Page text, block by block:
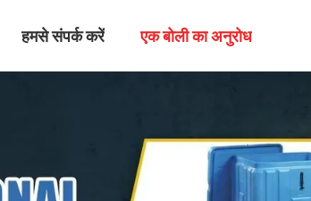
हमसे संपर्क करें एक बोली का अनुरोध